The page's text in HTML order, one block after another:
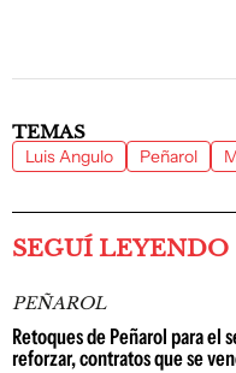
TEMAS
Luis Angulo Peñarol
SEGUÍ LEYENDO
PEÑAROL
Retoques de Peñarol para el
reforzar, contratos que se